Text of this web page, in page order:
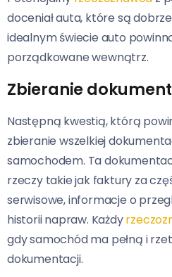
doceniał auta, które są
idealnym świecie auto
porządkowane wewnątrz.
Zbieranie
Następną kwestią, którą
zbieranie wszelkiej
samochodem. Ta
rzeczy takie jak faktury za
serwisowe, informacje o
historii napraw. Każdy
gdy samochód ma pełną i
dokumentacji.